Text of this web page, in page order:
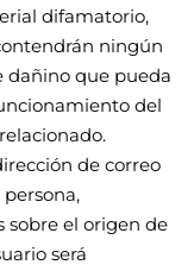
difamatorio,
ningún
dañino que pueda
del
de correo
sobre el origen de
será